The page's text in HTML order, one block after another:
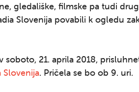
gledališke, filmske pa tudi
Slovenija povabili k ogledu
soboto, 21. aprila 2018,
Slovenija. Pričela se bo ob 9. uri.